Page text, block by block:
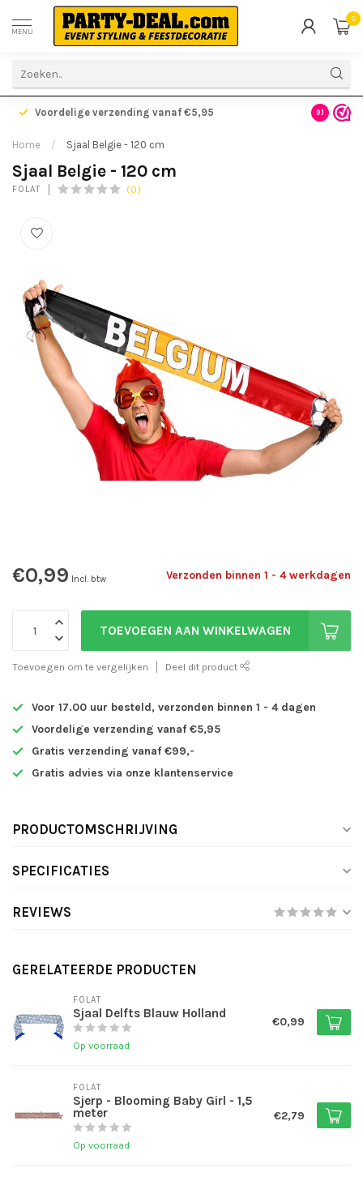
MENU
0
Voordelige verzending vanaf €5,95 Gratis
9.1
Home / Sjaal Belgie - 120 cm
Sjaal Belgie - 120 cm
FOLAT (0)
€0,99 Incl. btw Verzonden binnen 1 - 4 werkdagen
TOEVOEGEN AAN WINKELWAGEN
Toevoegen om te vergelijken Deel dit product
Voor 17.00 uur besteld, verzonden binnen 1 - 4 dagen
Voordelige verzending vanaf €5,95
Gratis verzending vanaf €99,-
Gratis advies via onze klantenservice
PRODUCTOMSCHRIJVING
SPECIFICATIES
REVIEWS
GERELATEERDE PRODUCTEN
FOLAT
Sjaal Delfts Blauw Holland
Op voorraad
€0,99
FOLAT
Sjerp - Blooming Baby Girl - 1,5
meter
Op voorraad
€2,79